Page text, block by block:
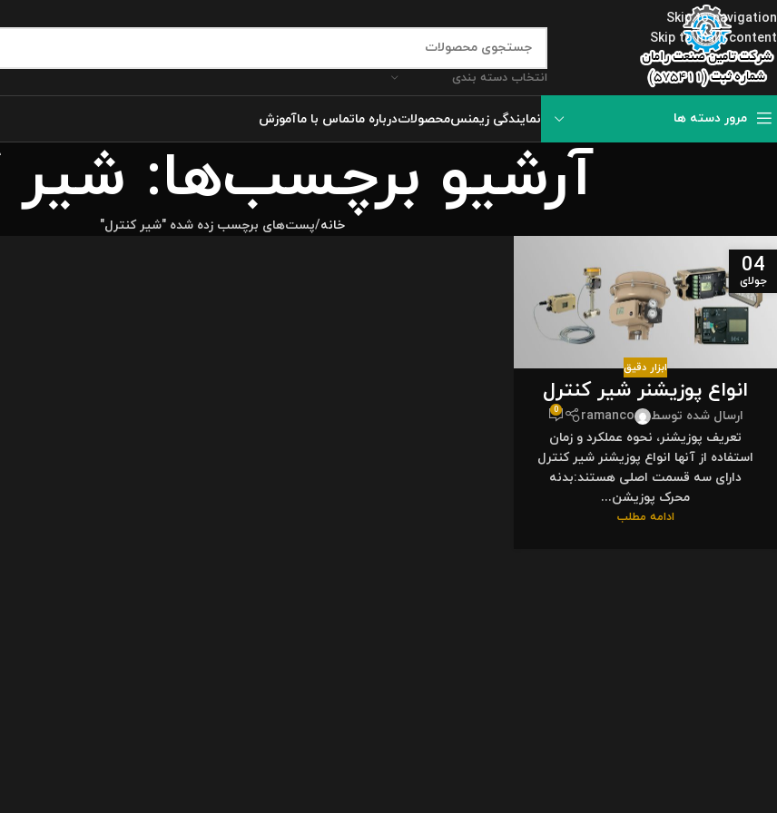
Skip to navigation
Skip to main content
انتخاب دسته بندی
مرور دسته ها نمایندگی زیمنسمحصولاتدرباره ماتماس با ماآموزش
آرشیو برچسب‌ها: شیر
خانه پست‌های برچسب زده شده "شیر کنترل"
04
جولای
ابزار دقیق
انواع پوزیشنر شیر کنترل
ارسال شده توسط ramanco
0
تعریف پوزیشنر، نحوه عملکرد و زمان
استفاده از آنها انواع پوزیشنر شیر کنترل
دارای سه قسمت اصلی هستند:بدنه
محرک پوزیشن...
ادامه مطلب